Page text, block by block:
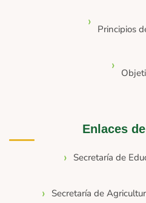
Principios
Enlaces
Secretaría de
Secretaría de